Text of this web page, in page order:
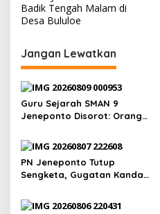
v
i
g
a
s
i
o
s
Badik Tengah Malam di
Desa Bululoe
Jangan Lewatkan
Guru Sejarah SMAN 9
Jeneponto Disorot: Orang
Mengajar, Sekolah
Bungkam
PN Jeneponto Tutup
Sengketa, Gugatan Kandas